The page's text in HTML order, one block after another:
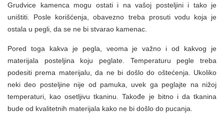
Grudvice kamenca mogu ostati i na vašoj posteljini i tako je
uništiti. Posle korišćenja, obavezno treba prosuti vodu koja je
ostala u pegli, da se ne bi stvarao kamenac.
Pored toga kakva je pegla, veoma je važno i od kakvog je
materijala posteljina koju peglate. Temperaturu pegle treba
podesiti prema materijalu, da ne bi došlo do oštećenja. Ukoliko
neki deo posteljine nije od pamuka, uvek ga peglajte na nižoj
temperaturi, kao osetljivu tkaninu. Takođe je bitno i da tkanina
bude od kvalitetnih materijala kako ne bi došlo do pucanja.